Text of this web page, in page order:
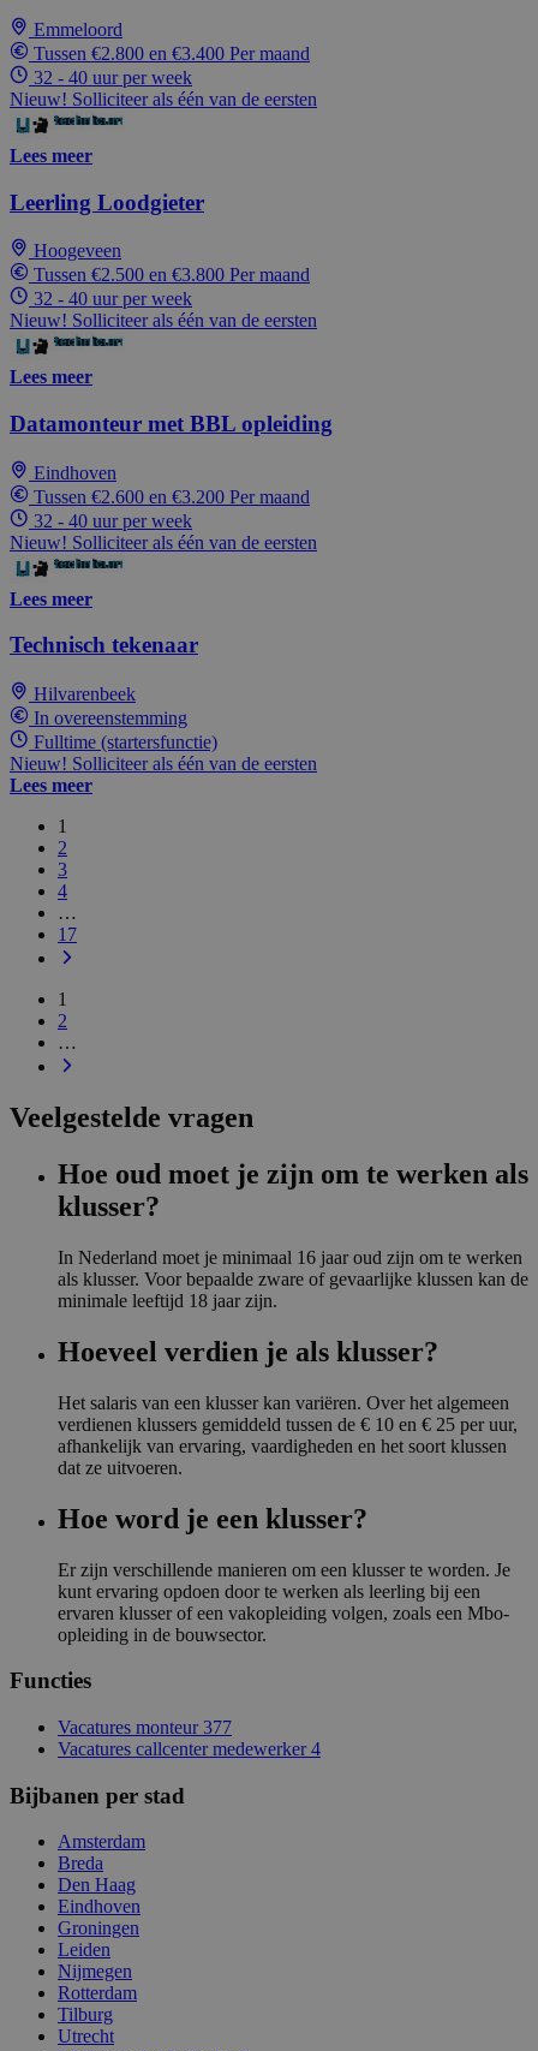
Emmeloord
Tussen €2.800 en €3.400 Per maand
32 - 40 uur per week
Nieuw! Solliciteer als één van de eersten
Lees meer
Leerling Loodgieter
Hoogeveen
Tussen €2.500 en €3.800 Per maand
32 - 40 uur per week
Nieuw! Solliciteer als één van de eersten
Lees meer
Datamonteur met BBL opleiding
Eindhoven
Tussen €2.600 en €3.200 Per maand
32 - 40 uur per week
Nieuw! Solliciteer als één van de eersten
Lees meer
Technisch tekenaar
Hilvarenbeek
In overeenstemming
Fulltime (startersfunctie)
Nieuw! Solliciteer als één van de eersten
Lees meer
1
2
3
4
…
17
1
2
…
Veelgestelde vragen
Hoe oud moet je zijn om te werken als
klusser?
In Nederland moet je minimaal 16 jaar oud zijn om te werken
als klusser. Voor bepaalde zware of gevaarlijke klussen kan de
minimale leeftijd 18 jaar zijn.
Hoeveel verdien je als klusser?
Het salaris van een klusser kan variëren. Over het algemeen
verdienen klussers gemiddeld tussen de € 10 en € 25 per uur,
afhankelijk van ervaring, vaardigheden en het soort klussen
dat ze uitvoeren.
Hoe word je een klusser?
Er zijn verschillende manieren om een klusser te worden. Je
kunt ervaring opdoen door te werken als leerling bij een
ervaren klusser of een vakopleiding volgen, zoals een Mbo-
opleiding in de bouwsector.
Functies
Vacatures monteur 377
Vacatures callcenter medewerker 4
Bijbanen per stad
Amsterdam
Breda
Den Haag
Eindhoven
Groningen
Leiden
Nijmegen
Rotterdam
Tilburg
Utrecht